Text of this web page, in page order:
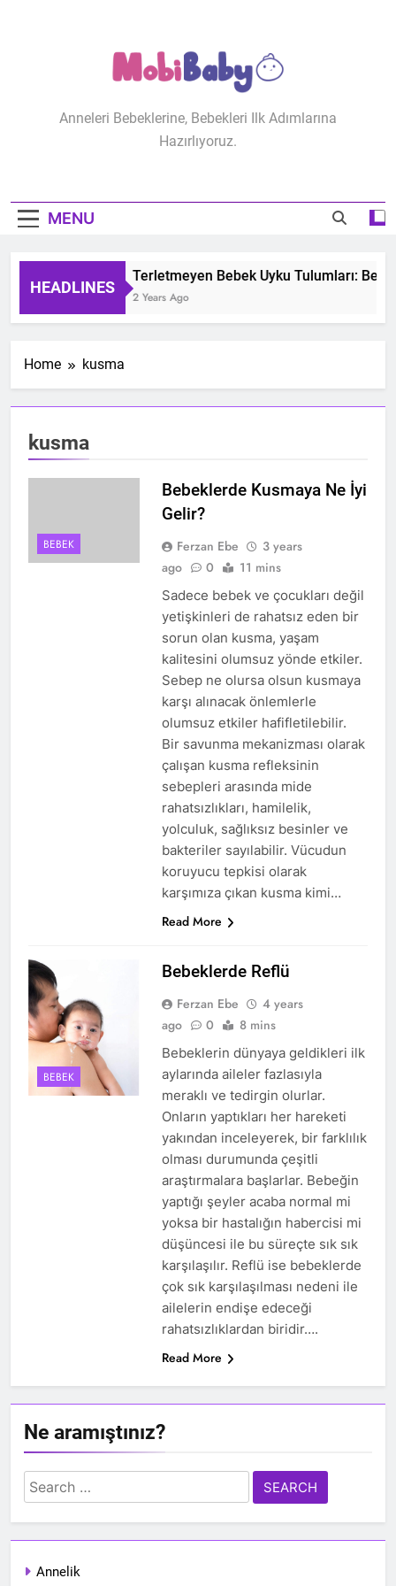
MobiBaby
Anneleri Bebeklerine, Bebekleri Ilk Adımlarına
Hazırlıyoruz.
MENU
HEADLINES
Terletmeyen Bebek Uyku Tulumları:
2 Years Ago
Home kusma
kusma
BEBEK
Bebeklerde Kusmaya Ne İyi
Gelir?
Ferzan Ebe
3 years
ago
0 11 mins
Sadece bebek ve çocukları değil
yetişkinleri de rahatsız eden bir
sorun olan kusma, yaşam
kalitesini olumsuz yönde etkiler.
Sebep ne olursa olsun kusmaya
karşı alınacak önlemlerle
olumsuz etkiler hafifletilebilir.
Bir savunma mekanizması olarak
çalışan kusma refleksinin
sebepleri arasında mide
rahatsızlıkları, hamilelik,
yolculuk, sağlıksız besinler ve
bakteriler sayılabilir. Vücudun
koruyucu tepkisi olarak
karşımıza çıkan kusma kimi…
Read More
BEBEK
Bebeklerde Reflü
Ferzan Ebe
4 years
ago
0 8 mins
Bebeklerin dünyaya geldikleri ilk
aylarında aileler fazlasıyla
meraklı ve tedirgin olurlar.
Onların yaptıkları her hareketi
yakından inceleyerek, bir farklılık
olması durumunda çeşitli
araştırmalara başlarlar. Bebeğin
yaptığı şeyler acaba normal mi
yoksa bir hastalığın habercisi mi
düşüncesi ile bu süreçte sık sık
karşılaşılır. Reflü ise bebeklerde
çok sık karşılaşılması nedeni ile
ailelerin endişe edeceği
rahatsızlıklardan biridir….
Read More
Ne aramıştınız?
Search
for:
Annelik